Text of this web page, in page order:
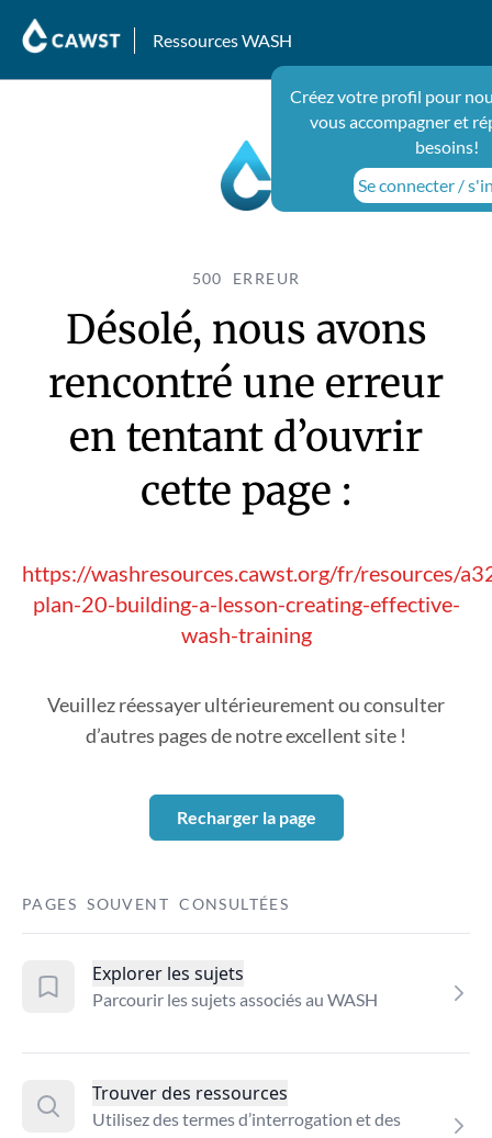
Ressources WASH
Créez votre profil pour
vous accompagner et
besoins!
Se connecter /
500 ERREUR
Désolé, nous avons
rencontré une erreur
en tentant d’ouvrir
cette page :
https://washresources.cawst.org/fr/resources/
plan-20-building-a-lesson-creating-effective-
wash-training
Veuillez réessayer ultérieurement ou consulter
d’autres pages de notre excellent site !
Recharger la page
PAGES SOUVENT CONSULTÉES
Explorer les sujets
Parcourir les sujets associés au WASH
Trouver des ressources
Utilisez des termes d’interrogation et des